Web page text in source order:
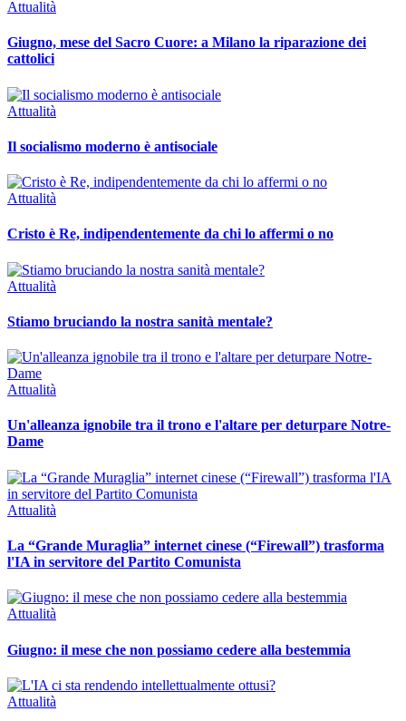
Attualità
Giugno, mese del Sacro Cuore: a Milano la riparazione dei
cattolici
Attualità
Il socialismo moderno è antisociale
Attualità
Cristo è Re, indipendentemente da chi lo affermi o no
Attualità
Stiamo bruciando la nostra sanità mentale?
Attualità
Un'alleanza ignobile tra il trono e l'altare per deturpare Notre-
Dame
Attualità
La “Grande Muraglia” internet cinese (“Firewall”) trasforma
l'IA in servitore del Partito Comunista
Attualità
Giugno: il mese che non possiamo cedere alla bestemmia
Attualità